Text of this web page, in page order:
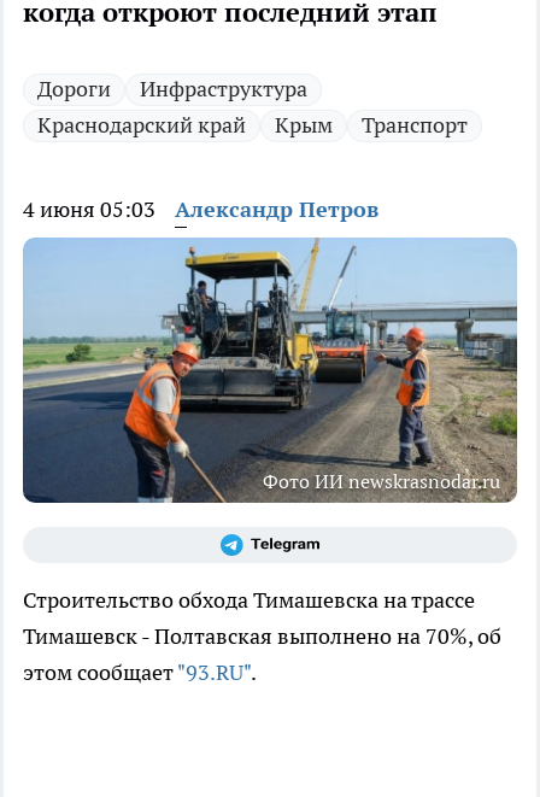
когда откроют последний этап
Дороги
Инфраструктура
Краснодарский край
Крым Транспорт
4 июня 05:03 Александр Петров
Фото ИИ newskrasnodar.ru
Строительство обхода Тимашевска на трассе
Тимашевск - Полтавская выполнено на 70%, об
этом сообщает"93.RU".